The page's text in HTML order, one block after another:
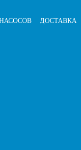
ДОСТАВКА